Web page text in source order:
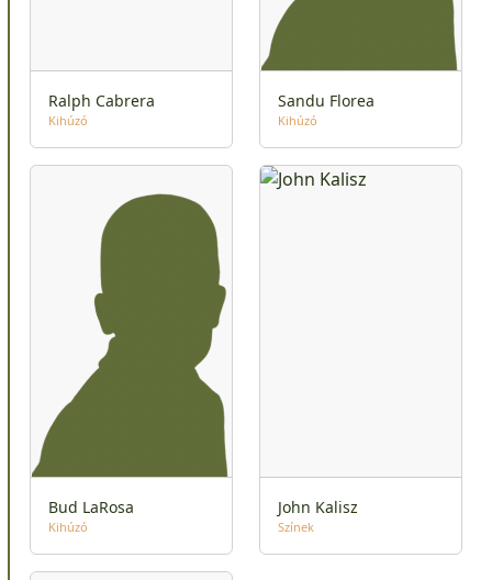
Ralph Cabrera
Kihúzó
Sandu Florea
Kihúzó
Bud LaRosa
Kihúzó
John Kalisz
Színek